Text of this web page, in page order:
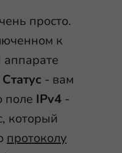
просто.
к
аппарате
Статус - вам
поле IPv4 -
который
протоколу